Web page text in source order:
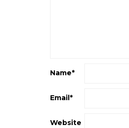
Name*
Email*
Website